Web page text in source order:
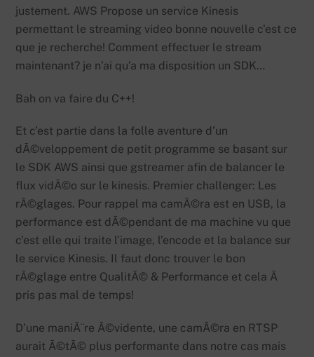
justement. AWS Propose un service Kinesis
permettant le streaming video bonne nouvelle c’est ce
que je recherche! Comment effectuer le stream
maintenant? je n’ai qu’a ma disposition un SDK…
Bah on va faire du C++!
Et c’est partie dans la folle aventure d’un
dÃ©veloppement de petit programme se basant sur
le SDK AWS ainsi que gstreamer afin de balancer le
flux vidÃ©o sur le kinesis. Premier challenger: Les
rÃ©glages. Pour rappel ma camÃ©ra est en USB, la
performance est dÃ©pendant de ma machine vu que
c’est elle qui traite l’image, l’encode et la balance sur
le service Kinesis. Il faut donc trouver le bon
rÃ©glage entre QualitÃ© & Performance et cela Ã
pris pas mal de temps!
D’une maniÃ¨re Ã©vidente, une camÃ©ra en RTSP
aurait Ã©tÃ© plus performante dans notre cas mais